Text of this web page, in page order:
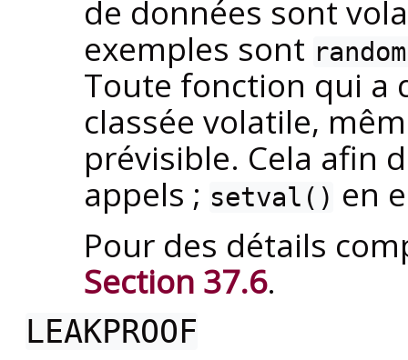
de données sont
exemples sont
Toute fonction qui a
classée volatile,
prévisible. Cela afin
appels ; setval() en
Pour des détails
Section 37.6.
LEAKPROOF